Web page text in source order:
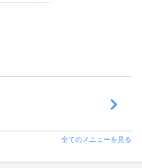
全てのメニューを見る